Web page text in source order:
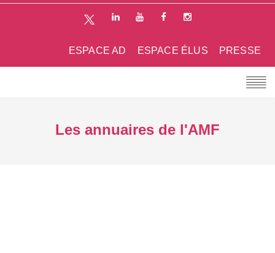
PRESSE
ESPACE ÉLUS
ESPACE AD
Les annuaires de l'AMF